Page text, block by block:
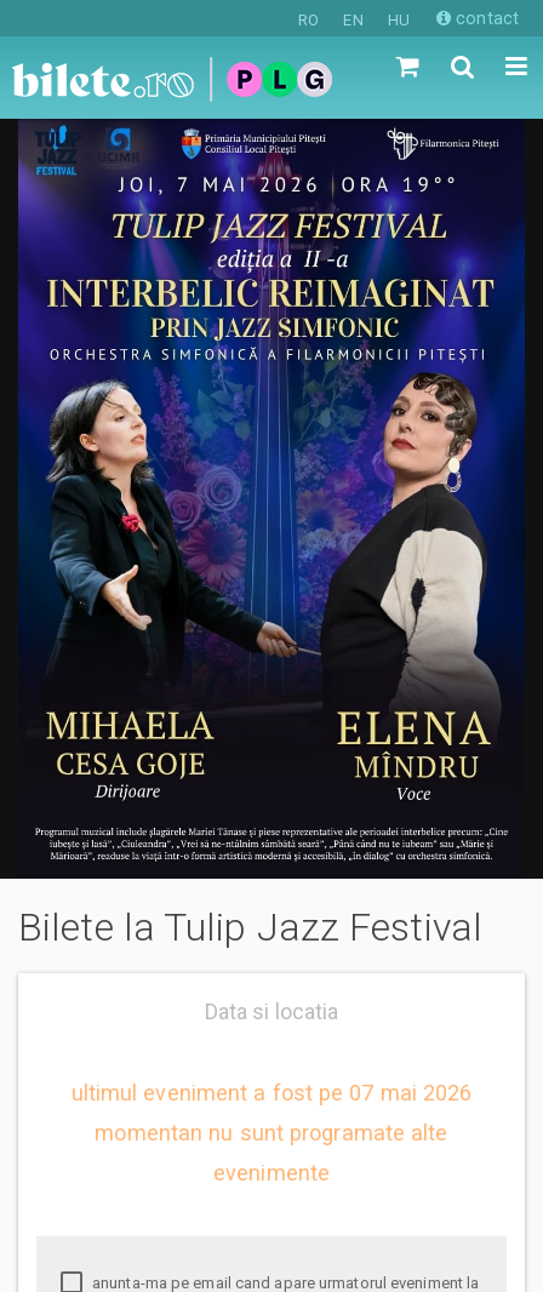
RO EN HU contact
Bilete la Tulip Jazz Festival
Data si locatia
ultimul eveniment a fost pe 07 mai 2026
momentan nu sunt programate alte
evenimente